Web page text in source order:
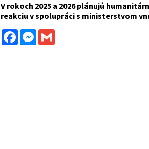
V rokoch 2025 a 2026plánujú
reakciu v spolupráci s ministerstvom
FacebookMessenger
Gmail